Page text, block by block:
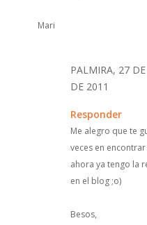
Mari
PALMIRA, 27
DE 2011
Responder
Me alegro que te
veces en
ahora ya tengo la
en el blog ;o)
Besos,